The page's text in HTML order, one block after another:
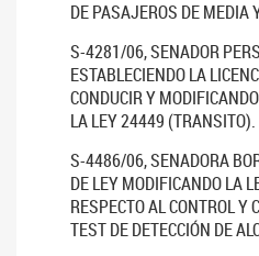
DE PASAJEROS DE MEDIA
S-4281/06, SENADOR
ESTABLECIENDO LA
CONDUCIR Y
LA LEY 24449 (TRANSITO).
S-4486/06, SENADORA
DE LEY MODIFICANDO LA
RESPECTO AL CONTROL Y
TEST DE DETECCIÓN DE